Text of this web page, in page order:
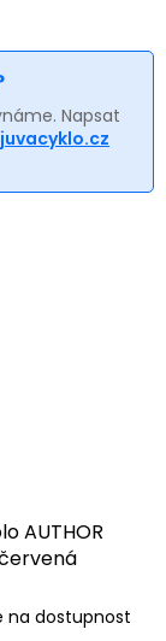
Napsat
AUTHOR
na dostupnost